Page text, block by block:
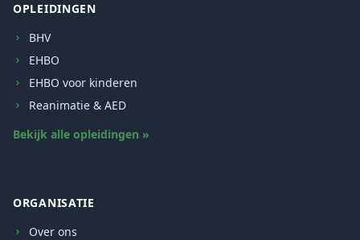
OPLEIDINGEN
BHV
EHBO
EHBO voor kinderen
Reanimatie & AED
Bekijk alle opleidingen »
ORGANISATIE
Over ons